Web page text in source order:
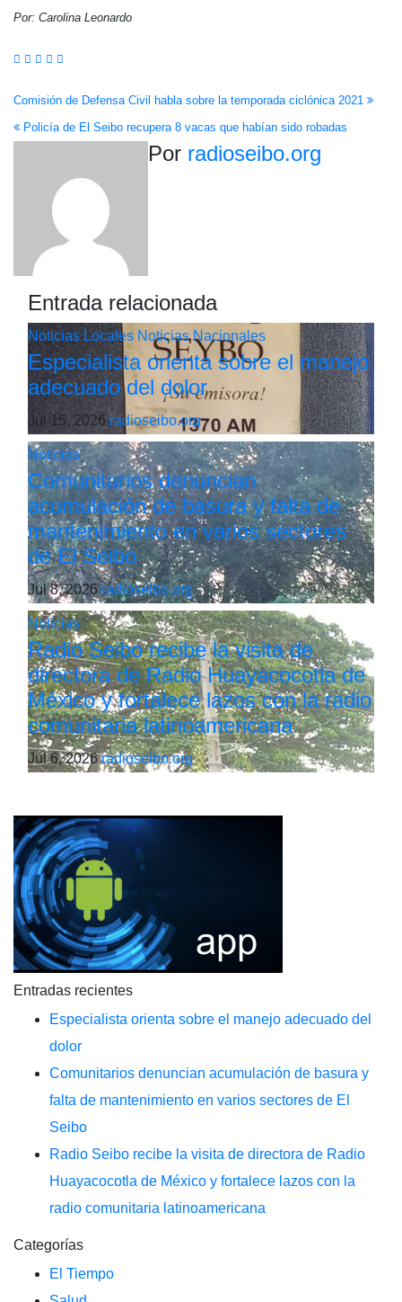
Por: Carolina Leonardo
Navegación
de
entradas
Comisión de Defensa Civil habla sobre la temporada ciclónica 2021
Policía de El Seibo recupera 8 vacas que habían sido robadas
Por radioseibo.org
Entrada relacionada
Noticias Locales Noticias Nacionales
Especialista orienta sobre el manejo
adecuado del dolor
Jul 15, 2026radioseibo.org
Noticias
Comunitarios denuncian
acumulación de basura y falta de
mantenimiento en varios sectores
de El Seibo
Jul 8, 2026radioseibo.org
Noticias
Radio Seibo recibe la visita de
directora de Radio Huayacocotla de
México y fortalece lazos con la radio
comunitaria latinoamericana
Jul 6, 2026radioseibo.org
Entradas recientes
Especialista orienta sobre el manejo adecuado del
dolor
Comunitarios denuncian acumulación de basura y
falta de mantenimiento en varios sectores de El
Seibo
Radio Seibo recibe la visita de directora de Radio
Huayacocotla de México y fortalece lazos con la
radio comunitaria latinoamericana
Categorías
El Tiempo